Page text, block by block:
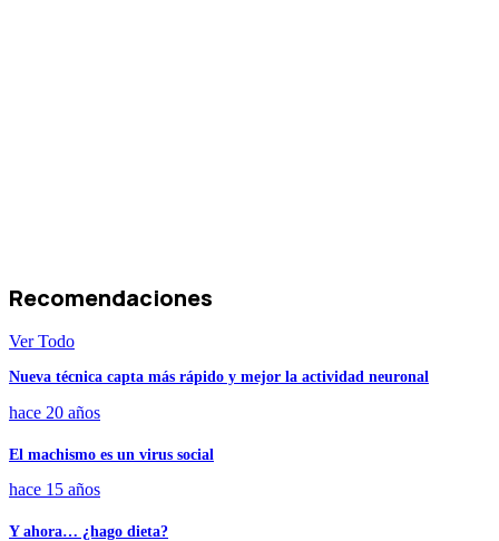
Recomendaciones
Ver Todo
Nueva técnica capta más rápido y mejor la actividad neuronal
hace 20 años
El machismo es un virus social
hace 15 años
Y ahora… ¿hago dieta?